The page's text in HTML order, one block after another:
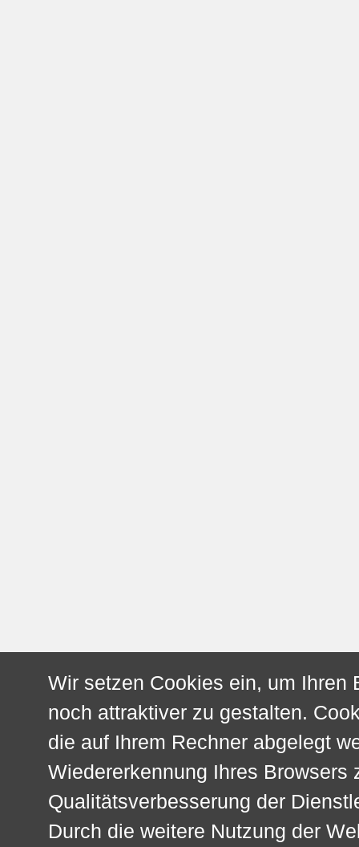
Wir setzen Cookies ein, um Ihren
noch attraktiver zu gestalten.
die auf Ihrem Rechner abgelegt
Wiedererkennung Ihres Browsers
Qualitätsverbesserung der
Durch die weitere Nutzung der